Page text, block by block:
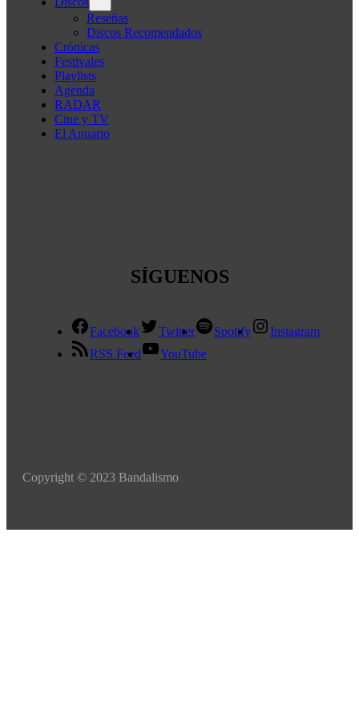
Reseñas
Discos Recomendados
Crónicas
Festivales
Playlists
Agenda
RADAR
Cine y TV
El Anuario
SÍGUENOS
Facebook Twitter Spotify
Instagram
RSS Feed
YouTube
Copyright © 2023 Bandalismo